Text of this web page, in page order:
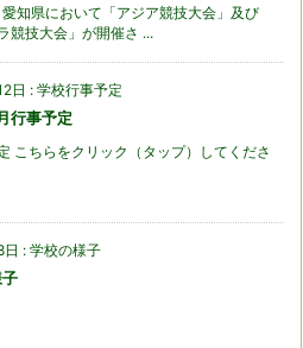
知県において「アジア競技大会」及び
競技大会」が開催さ ...
日 : 学校行事予定
行事予定
こちらをクリック（タップ）してくださ
: 学校の様子